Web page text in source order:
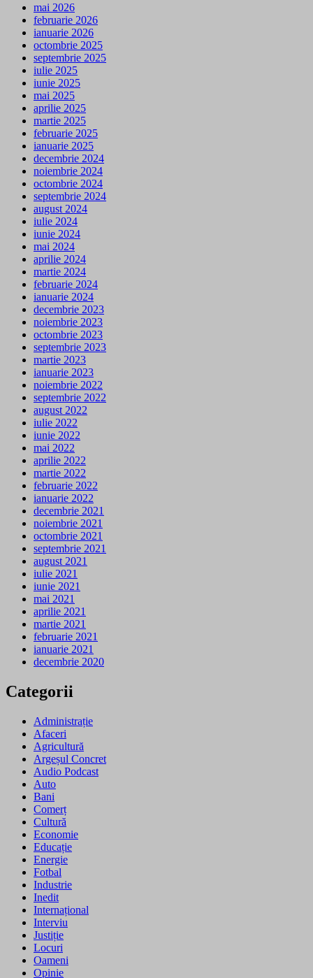
mai 2026
februarie 2026
ianuarie 2026
octombrie 2025
septembrie 2025
iulie 2025
iunie 2025
mai 2025
aprilie 2025
martie 2025
februarie 2025
ianuarie 2025
decembrie 2024
noiembrie 2024
octombrie 2024
septembrie 2024
august 2024
iulie 2024
iunie 2024
mai 2024
aprilie 2024
martie 2024
februarie 2024
ianuarie 2024
decembrie 2023
noiembrie 2023
octombrie 2023
septembrie 2023
martie 2023
ianuarie 2023
noiembrie 2022
septembrie 2022
august 2022
iulie 2022
iunie 2022
mai 2022
aprilie 2022
martie 2022
februarie 2022
ianuarie 2022
decembrie 2021
noiembrie 2021
octombrie 2021
septembrie 2021
august 2021
iulie 2021
iunie 2021
mai 2021
aprilie 2021
martie 2021
februarie 2021
ianuarie 2021
decembrie 2020
Categorii
Administrație
Afaceri
Agricultură
Argeșul Concret
Audio Podcast
Auto
Bani
Comerț
Cultură
Economie
Educație
Energie
Fotbal
Industrie
Inedit
Internațional
Interviu
Justiție
Locuri
Oameni
Opinie